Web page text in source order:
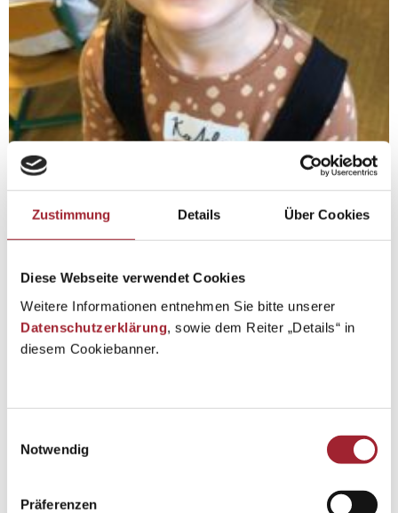
Zustimmung Details Über Cookies
Diese Webseite verwendet Cookies
Weitere Informationen entnehmen Sie bitte unserer
Datenschutzerklärung, sowie dem Reiter „Details“ in
diesem Cookiebanner.
Notwendig
Präferenzen